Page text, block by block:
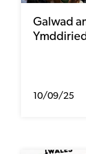
Galwad
10/09/25